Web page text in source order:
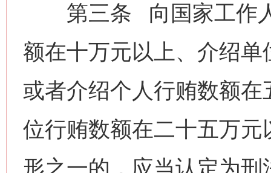
第三条 向国家工作人
额在十万元以上、介绍
或者介绍个人行贿数额
位行贿数额在二十五万
形之一的，应当认定为